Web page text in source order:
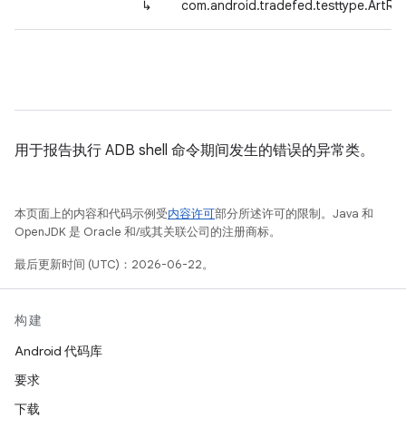
↳
用于报告执行 ADB shell 命令期间发生的错误的异常类。
本页面上的内容和代码示例受内容许可部分所述许可的限制。Java 和
OpenJDK 是 Oracle 和/或其关联公司的注册商标。
最后更新时间 (UTC)：2026-06-22。
构建
Android 代码库
要求
下载